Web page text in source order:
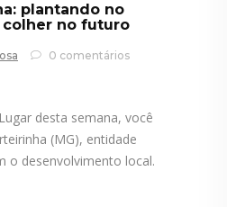
plantando no
colher no futuro
0 comentários
desta semana, você
(MG), entidade
o desenvolvimento local.